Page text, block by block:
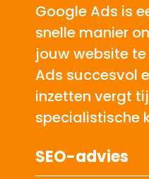
Google Ads is
snelle manier
jouw website
Ads succesvol
inzetten vergt
specialistische
SEO-advies